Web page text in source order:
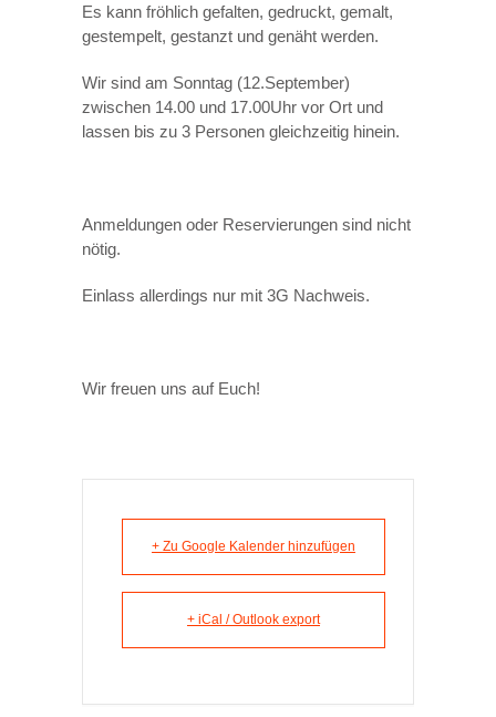
Es kann fröhlich gefalten, gedruckt, gemalt,
gestempelt, gestanzt und genäht werden.
Wir sind am Sonntag (12.September)
zwischen 14.00 und 17.00Uhr vor Ort und
lassen bis zu 3 Personen gleichzeitig hinein.
Anmeldungen oder Reservierungen sind nicht
nötig.
Einlass allerdings nur mit 3G Nachweis.
Wir freuen uns auf Euch!
+ Zu Google Kalender hinzufügen
+ iCal / Outlook export